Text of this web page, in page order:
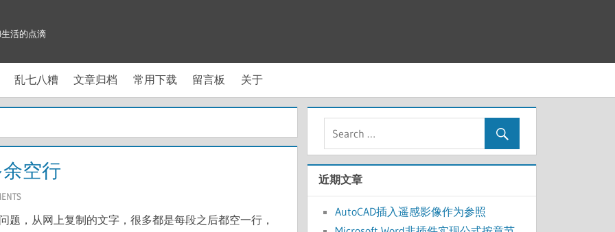
活的点滴
乱七八糟 文章归档 常用下载 留言板 关于
空行
题，从网上复制的文字，很多都是每段之后都空一行，
近期文章
AutoCAD插入遥感影像作为参照